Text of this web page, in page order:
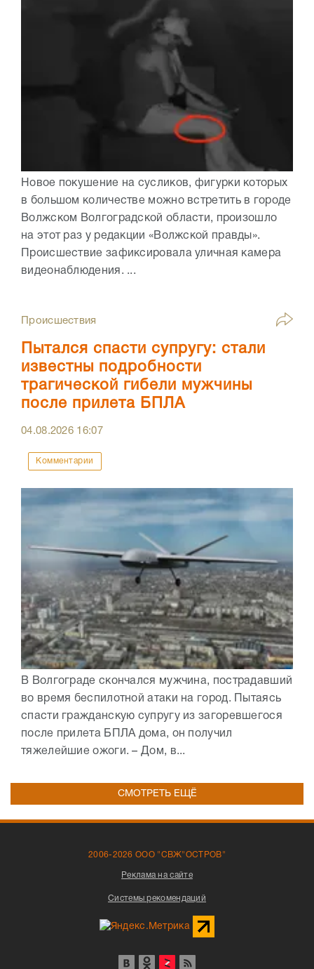
Новое покушение на сусликов, фигурки которых
в большом количестве можно встретить в городе
Волжском Волгоградской области, произошло
на этот раз у редакции «Волжской правды».
Происшествие зафиксировала уличная камера
видеонаблюдения. ...
Происшествия
Пытался спасти супругу: стали
известны подробности
трагической гибели мужчины
после прилета БПЛА
04.08.2026 16:07
Комментарии
В Волгограде скончался мужчина, пострадавший
во время беспилотной атаки на город. Пытаясь
спасти гражданскую супругу из загоревшегося
после прилета БПЛА дома, он получил
тяжелейшие ожоги. – Дом, в...
СМОТРЕТЬ ЕЩЁ
2006-2026 ООО "СВЖ"ОСТРОВ"
Реклама на сайте
Системы рекомендаций